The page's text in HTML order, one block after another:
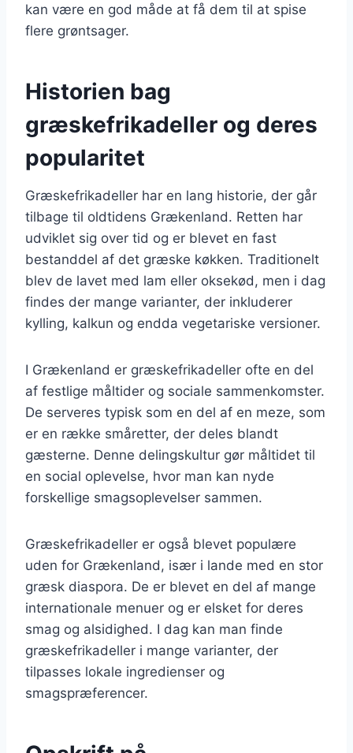
kan være en god måde at få dem til at spise
flere grøntsager.
Historien bag
græskefrikadeller og deres
popularitet
Græskefrikadeller har en lang historie, der går
tilbage til oldtidens Grækenland. Retten har
udviklet sig over tid og er blevet en fast
bestanddel af det græske køkken. Traditionelt
blev de lavet med lam eller oksekød, men i dag
findes der mange varianter, der inkluderer
kylling, kalkun og endda vegetariske versioner.
I Grækenland er græskefrikadeller ofte en del
af festlige måltider og sociale sammenkomster.
De serveres typisk som en del af en meze, som
er en række småretter, der deles blandt
gæsterne. Denne delingskultur gør måltidet til
en social oplevelse, hvor man kan nyde
forskellige smagsoplevelser sammen.
Græskefrikadeller er også blevet populære
uden for Grækenland, især i lande med en stor
græsk diaspora. De er blevet en del af mange
internationale menuer og er elsket for deres
smag og alsidighed. I dag kan man finde
græskefrikadeller i mange varianter, der
tilpasses lokale ingredienser og
smagspræferencer.